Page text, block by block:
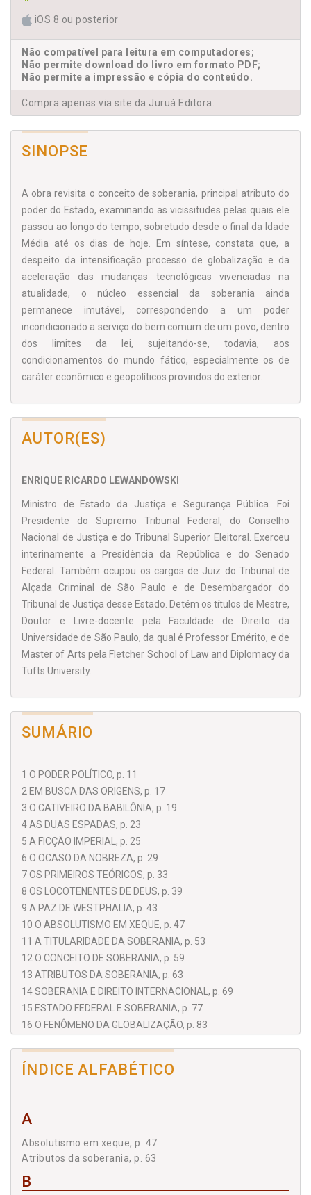
iOS 8 ou posterior
Não compatível para leitura em computadores;
Não permite download do livro em formato PDF;
Não permite a impressão e cópia do conteúdo.
Compra apenas via site da Juruá Editora.
SINOPSE
A obra revisita o conceito de soberania, principal atributo do
poder do Estado, examinando as vicissitudes pelas quais ele
passou ao longo do tempo, sobretudo desde o final da Idade
Média até os dias de hoje. Em síntese, constata que, a
despeito da intensificação processo de globalização e da
aceleração das mudanças tecnológicas vivenciadas na
atualidade, o núcleo essencial da soberania ainda
permanece imutável, correspondendo a um poder
incondicionado a serviço do bem comum de um povo, dentro
dos limites da lei, sujeitando-se, todavia, aos
condicionamentos do mundo fático, especialmente os de
caráter econômico e geopolíticos provindos do exterior.
AUTOR(ES)
ENRIQUE RICARDO LEWANDOWSKI
Ministro de Estado da Justiça e Segurança Pública. Foi
Presidente do Supremo Tribunal Federal, do Conselho
Nacional de Justiça e do Tribunal Superior Eleitoral. Exerceu
interinamente a Presidência da República e do Senado
Federal. Também ocupou os cargos de Juiz do Tribunal de
Alçada Criminal de São Paulo e de Desembargador do
Tribunal de Justiça desse Estado. Detém os títulos de Mestre,
Doutor e Livre-docente pela Faculdade de Direito da
Universidade de São Paulo, da qual é Professor Emérito, e de
Master of Arts pela Fletcher School of Law and Diplomacy da
Tufts University.
SUMÁRIO
1 O PODER POLÍTICO, p. 11
2 EM BUSCA DAS ORIGENS, p. 17
3 O CATIVEIRO DA BABILÔNIA, p. 19
4 AS DUAS ESPADAS, p. 23
5 A FICÇÃO IMPERIAL, p. 25
6 O OCASO DA NOBREZA, p. 29
7 OS PRIMEIROS TEÓRICOS, p. 33
8 OS LOCOTENENTES DE DEUS, p. 39
9 A PAZ DE WESTPHALIA, p. 43
10 O ABSOLUTISMO EM XEQUE, p. 47
11 A TITULARIDADE DA SOBERANIA, p. 53
12 O CONCEITO DE SOBERANIA, p. 59
13 ATRIBUTOS DA SOBERANIA, p. 63
14 SOBERANIA E DIREITO INTERNACIONAL, p. 69
15 ESTADO FEDERAL E SOBERANIA, p. 77
16 O FENÔMENO DA GLOBALIZAÇÃO, p. 83
19 SOBERANIA FUNCIONAL, p. 97
22 SOBERANIA E BLOCOS ECONÔMICOS, p. 111
23 SOBERANIA E MERCOSUL, p. 115
24 COMPETÊNCIAS E ATRIBUIÇÕES, p. 119
25 CESSÃO OU DELEGAÇÃO?, p. 123
26 A NATUREZA DA UNIÃO EUROPEIA, p. 131
ÍNDICE ALFABÉTICO
A
Absolutismo em xeque, p. 47
Atributos da soberania, p. 63
B